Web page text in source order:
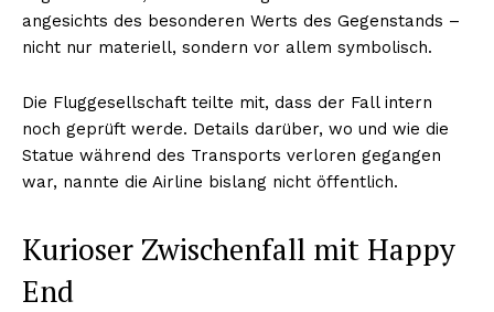
angesichts des besonderen Werts des Gegenstands –
nicht nur materiell, sondern vor allem symbolisch.
Die Fluggesellschaft teilte mit, dass der Fall intern
noch geprüft werde. Details darüber, wo und wie die
Statue während des Transports verloren gegangen
war, nannte die Airline bislang nicht öffentlich.
Kurioser Zwischenfall mit Happy
End